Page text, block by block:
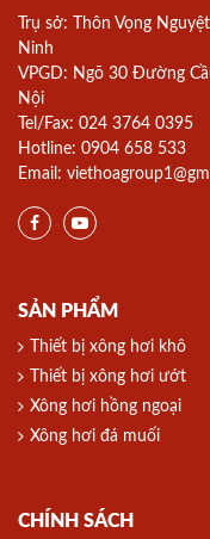
Trụ sở: Thôn Vọng
Ninh
VPGD: Ngõ 30 Đường
Nội
Tel/Fax: 024 3764 0395
Hotline: 0904 658 533
Email:
SẢN PHẨM
Thiết bị xông hơi khô
Thiết bị xông hơi ướt
Xông hơi hồng ngoại
Xông hơi đá muối
CHÍNH SÁCH